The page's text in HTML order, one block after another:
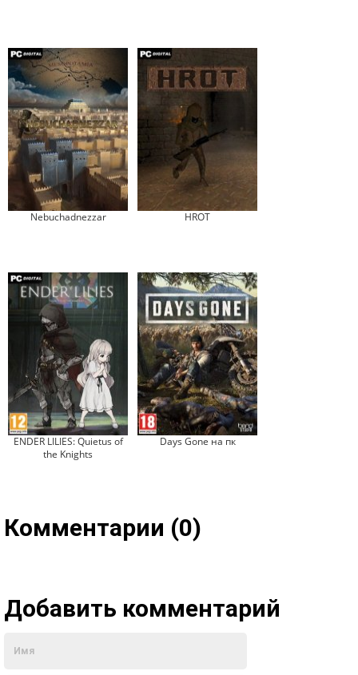
Nebuchadnezzar HROT
ENDER LILIES: Quietus of
the Knights
Days Gone на пк
Комментарии (0)
Добавить комментарий